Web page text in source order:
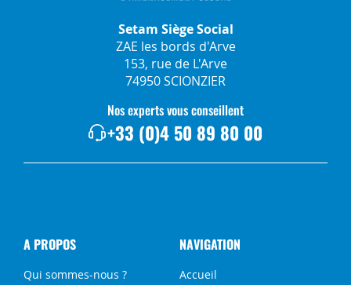
Setam Siège Social
ZAE les bords d'Arve
153, rue de L'Arve
74950 SCIONZIER
Nos experts vous conseillent
+33 (0)4 50 89 80 00
A PROPOS
Qui sommes-nous ?
NAVIGATION
Accueil